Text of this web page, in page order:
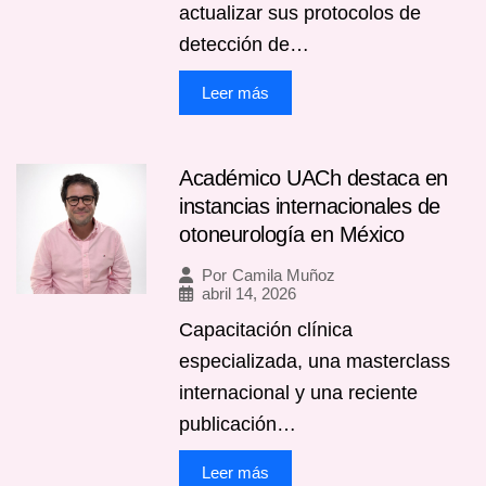
actualizar sus protocolos de
detección de…
Leer más
Académico UACh destaca en
instancias internacionales de
otoneurología en México
Por Camila Muñoz
abril 14, 2026
Capacitación clínica
especializada, una masterclass
internacional y una reciente
publicación…
Leer más